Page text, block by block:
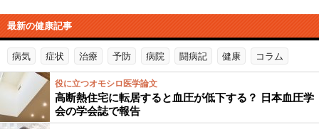
最新の健康記事
病気 症状 治療 予防 病院 闘病記 健康 コラム
役に立つオモシロ医学論文
高断熱住宅に転居すると血圧が低下する？ 日本血圧学
会の学会誌で報告